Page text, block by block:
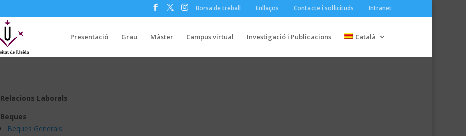
Borsa de treball Enllaços Contacte i sol·licituds Intranet
Presentació Grau Màster Campus virtual Investigació i Publicacions Català
Relacions Laborals
Beques
Beques Generals